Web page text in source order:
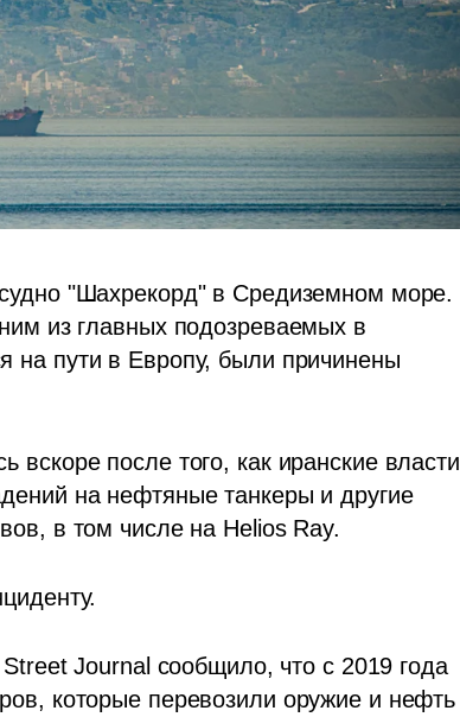
"Шахрекорд" в Средиземном море.
из главных подозреваемых в
на пути в Европу, были причинены
вскоре после того, как иранские власти
на нефтяные танкеры и другие
в том числе на Helios Ray.
Journal сообщило, что с 2019 года
которые перевозили оружие и нефть